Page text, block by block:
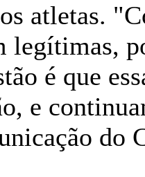
atletas.
legítimas,
é que
e
do